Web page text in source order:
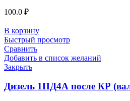
100.0 ₽
В корзину
Быстрый просмотр
Сравнить
Добавить в список желаний
Закрыть
Дизель 1ПД4А после КР